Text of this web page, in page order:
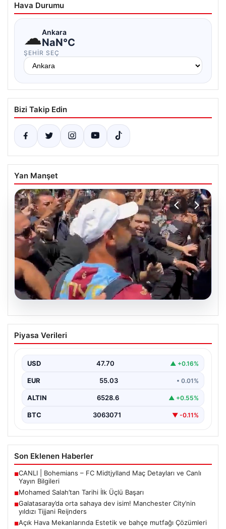
Hava Durumu
☁Ankara
NaN°C
ŞEHIR SEÇ
Bizi Takip Edin
Yan Manşet
05.08.2026
Mohamed Salah’tan Tarihi İlk Üçlü
Başarı
önemli bir dönüm noktasına imza attı. Takımının
hücum…
Piyasa Verileri
USD 47.70 ▲ +0.16%
EUR 55.03 • 0.01%
ALTIN 6528.6 ▲ +0.55%
BTC 3063071 ▼ -0.11%
Son Eklenen Haberler
■CANLI | Bohemians – FC Midtjylland Maç Detayları ve Canlı
Yayın Bilgileri
■Mohamed Salah’tan Tarihi İlk Üçlü Başarı
■Galatasaray’da orta sahaya dev isim! Manchester City’nin
yıldızı Tijjani Reijnders
■Açık Hava Mekanlarında Estetik ve bahçe mutfağı Çözümleri